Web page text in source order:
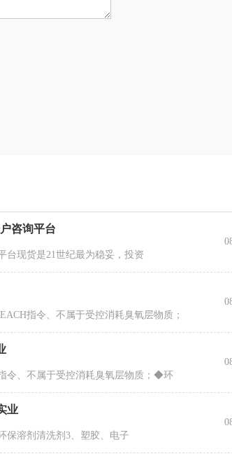
咨询平台
台现货是21世纪最为稳妥，投资
指令、不属于受控消耗臭氧层物质；
令、不属于受控消耗臭氧层物质；◆环
业
保溶剂清洗剂3、塑胶、电子